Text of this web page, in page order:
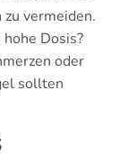
vermeiden.
Dosis?
oder
sollten